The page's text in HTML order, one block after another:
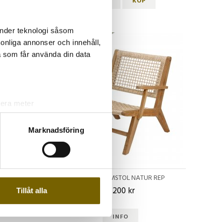
teknologi såsom
annonser och innehåll,
får använda din data
meter
. Du kan ändra
information från din enhet
kombinera informationen
Marknadsföring
Tillåt alla
Slutsåld
SLIPPER ARMSTOL NATUR REP
6 200 kr
INFO